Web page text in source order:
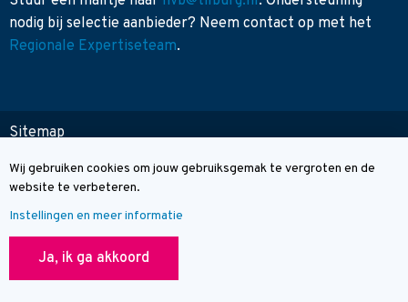
Cookie melding
Wij gebruiken cookies om jouw gebruiksgemak te vergroten en de
website te verbeteren.
Instellingen en meer informatie
Ja, ik ga akkoord
nodig bij selectie aanbieder? Neem contact op met het
Regionale Expertiseteam.
© Wegwijzer Hart van Brabant
Sitemap
Contact